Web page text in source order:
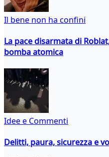
Il bene non ha confini
La pace disarmata di
bomba atomica
Idee e Commenti
Delitti, paura, sicurezza e